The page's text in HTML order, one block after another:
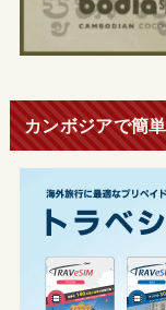
カンボジアで簡